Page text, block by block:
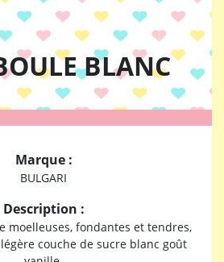
BLANC
Marque :
BULGARI
Description :
moelleuses, fondantes et tendres,
couche de sucre blanc goût